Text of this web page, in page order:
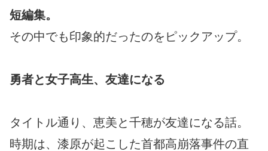
短編集。
その中でも印象的だったのをピックアップ。
勇者と女子高生、友達になる
タイトル通り、恵美と千穂が友達になる話。
時期は、漆原が起こした首都高崩落事件の直